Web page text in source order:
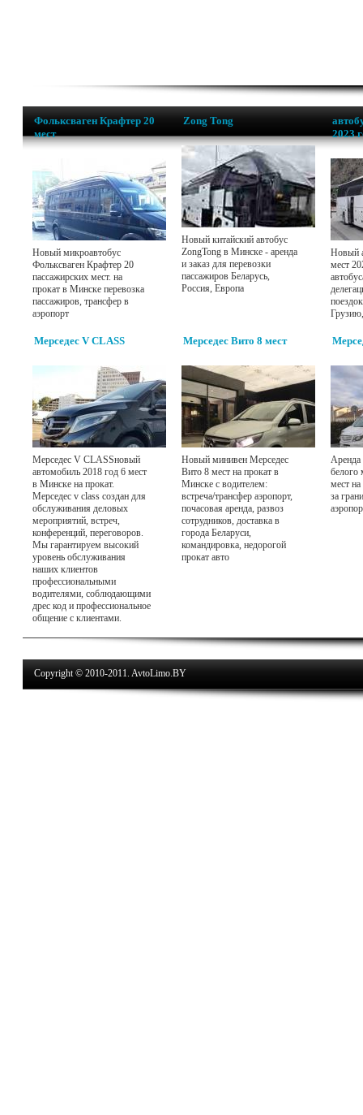
Фольксваген Крафтер 20
мест
Новый микроавтобус
Фольксваген Крафтер 20
пассажирских мест. на
прокат в Минске перевозка
пассажиров, трансфер в
аэропорт
Zong Tong
Новый китайский автобус
ZongTong в Минске - аренда
и заказ для перевозки
пассажиров Беларусь,
Россия, Европа
2023
Новый
мест
Мерседес V CLASS
Мерседес V CLASSновый
автомобиль 2018 год 6 мест
в Минске на прокат.
Мерседес v class создан для
обслуживания деловых
мероприятий, встреч,
конференций, переговоров.
Мы гарантируем высокий
уровень обслуживания
наших клиентов
профессиональными
водителями, соблюдающими
дрес код и профессиональное
общение с клиентами.
Мерседес Вито 8 мест
Новый минивен Мерседес
Вито 8 мест на прокат в
Минске с водителем:
встреча/трансфер аэропорт,
почасовая аренда, развоз
сотрудников, доставка в
города Беларуси,
командировка, недорогой
прокат авто
Аренда
белого
мест на
за
Copyright © 2010-2011. AvtoLimo.BY